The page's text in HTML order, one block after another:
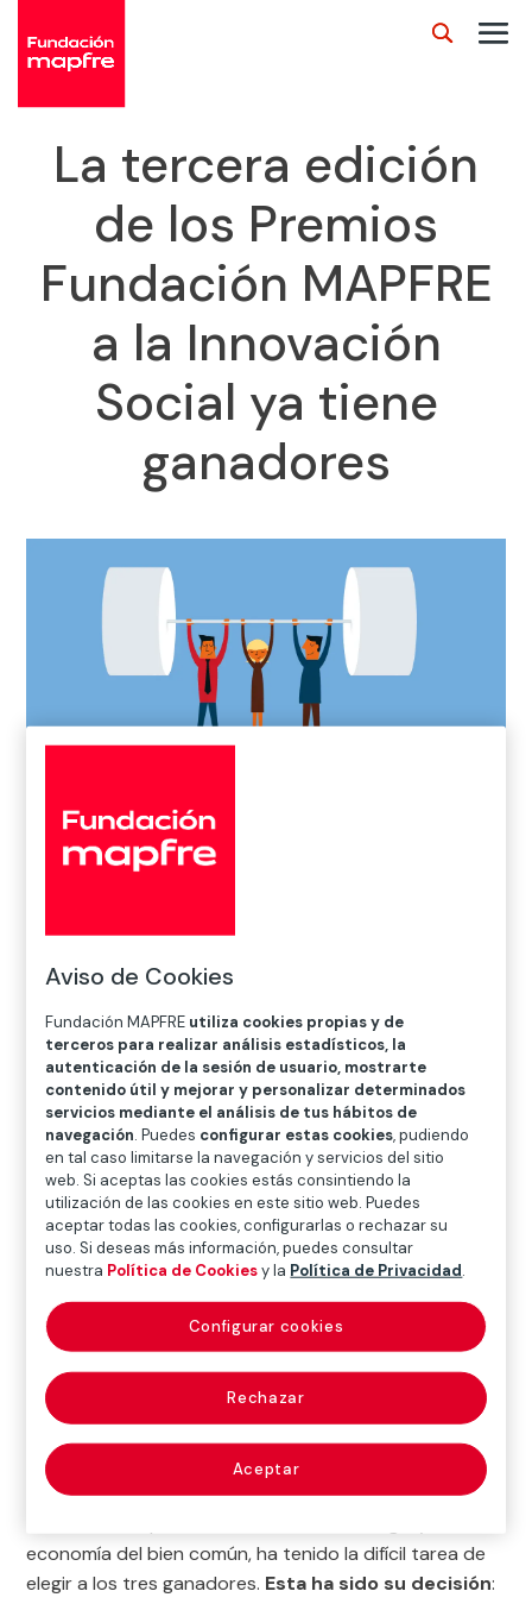
La tercera edición
de los Premios
Fundación MAPFRE
a la Innovación
Social ya tiene
ganadores
Inicio>Noticias>Premios
Premios Fundación MAPFRE a la Innovación Social ya
 Premios
Una nueva edición de nuestros premios ha llegado a su
fin. En la gran final, que ha sido celebrada a puerta
cerrada, gracias alstreaminghemos podido compartir
la emoción de los participantes. Las propuestas
finalistas dejan claro quehay muchos
emprendedores que dedican su talento a
solucionar la vida de muchas personas, con
propuestas creativas y comprometidas.
Los nueve representantes de los proyectos que han
disputado la finalhan dado lo mejor de sí
mismos
para convencer al
sobre la capacidad
de impacto de su iniciativa, sobre la posibilidad de
llevarla adelante y sobre la preparación de los equipos.
El jurado, formado por profesionales expertos del
economía del bien común, ha tenido la difícil tarea de
elegir a los tres ganadores. Esta ha sido su decisión:
Aviso de Cookies
Fundación MAPFRE utiliza cookies propias y de
terceros para realizar análisis estadísticos, la
autenticación de la sesión de usuario, mostrarte
contenido útil y mejorar y personalizar determinados
servicios mediante el análisis de tus hábitos de
navegación . Puedes configurar estas cookies , pudiendo
en tal caso limitarse la navegación y servicios del sitio
web. Si aceptas las cookies estás consintiendo la
utilización de las cookies en este sitio web. Puedes
aceptar todas las cookies, configurarlas o rechazar su
uso. Si deseas más información, puedes consultar
nuestra Política de Cookiesy la Política de Privacidad
Rechazar
Aceptar
Configurar cookies